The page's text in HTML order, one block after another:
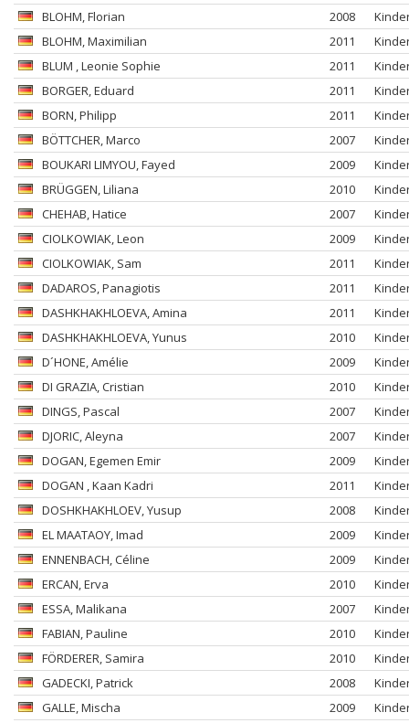
BLOHM, Florian 2008
BLOHM, Maximilian 2011
BLUM , Leonie Sophie 2011
BORGER, Eduard 2011
BORN, Philipp 2011
BÖTTCHER, Marco 2007
BOUKARI LIMYOU, Fayed 2009
BRÜGGEN, Liliana 2010
CHEHAB, Hatice 2007
CIOLKOWIAK, Leon 2009
CIOLKOWIAK, Sam 2011
DADAROS, Panagiotis 2011
DASHKHAKHLOEVA, Amina 2011
DASHKHAKHLOEVA, Yunus 2010
D´HONE, Amélie 2009
DI GRAZIA, Cristian 2010
DINGS, Pascal 2007
DJORIC, Aleyna 2007
DOGAN, Egemen Emir 2009
DOGAN , Kaan Kadri 2011
DOSHKHAKHLOEV, Yusup 2008
EL MAATAOY, Imad 2009
ENNENBACH, Céline 2009
ERCAN, Erva 2010
ESSA, Malikana 2007
FABIAN, Pauline 2010
FÖRDERER, Samira 2010
GADECKI, Patrick 2008
GALLE, Mischa 2009